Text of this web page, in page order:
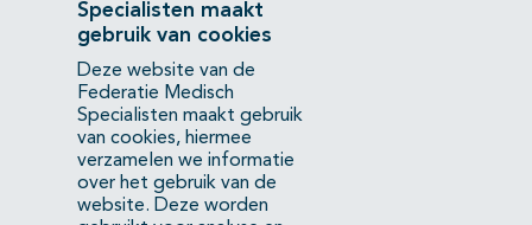
Contact
Mercatorlaan 1200
3528 BL Utrecht
(088) 505 34 34
info@richtlijnendatabase.nl
Specialisten maakt
gebruik van cookies
Deze website van de
Federatie Medisch
Specialisten maakt gebruik
van cookies, hiermee
verzamelen we informatie
over het gebruik van de
website. Deze worden